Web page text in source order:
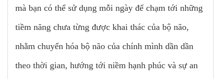
mà bạn có thể sử dụng mỗi ngày để chạm tới những
tiềm năng chưa từng được khai thác của bộ não,
nhằm chuyển hóa bộ não của chính mình dần dần
theo thời gian, hướng tới niềm hạnh phúc và sự an